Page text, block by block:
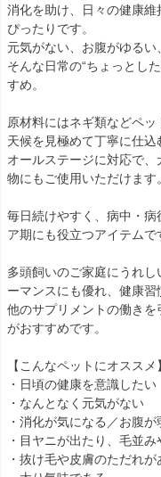
消化を助け、日々の健康
ぴったりです。
元気がない、お腹がゆるい
そんな日常の“ちょっとし
すめ。
原材料にはネギ類などペ
天候を見極めて丁寧に仕込
オールステージに対応で
物にもご使用いただけます。
毎日続けやすく、病中・
ア期にも役立つアイテムで
多頭飼いのご家庭にうれ
ーマンスにも優れ、健康習
他のサプリメントの働き
がおすすめです。
【こんなペットにオススメ】
・日頃の健康を意識したい
・なんとなく元気がない
・消化が気になる／お腹が
・目ヤニが出たり、毛並
・抜け毛や皮膚のただれが